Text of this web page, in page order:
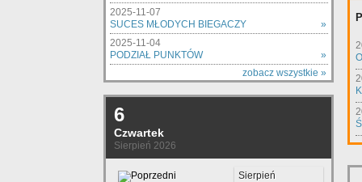
2025-11-07
SUCES MŁODYCH BIEGACZY
»
2025-11-04
PODZIAŁ PUNKTÓW
»
zobacz wszystkie »
6
Czwartek
Sierpień 2026
Sierpień